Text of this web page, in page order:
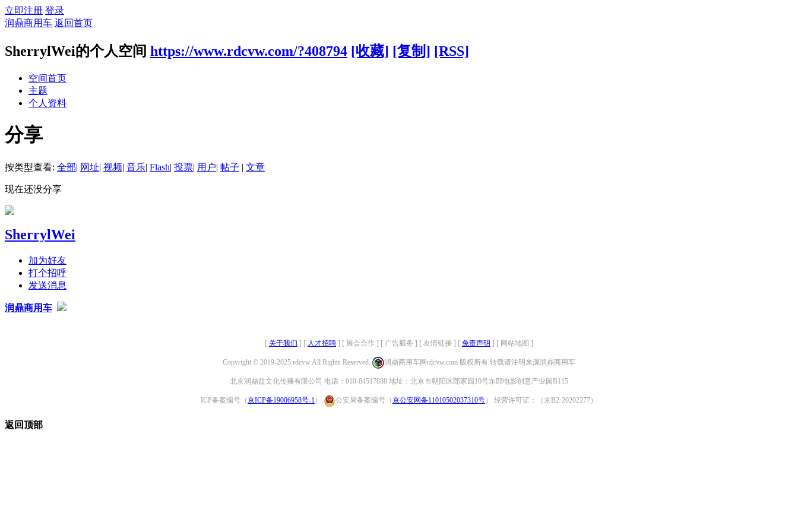
立即注册 登录
润鼎商用车 返回首页
SherrylWei的个人空间 https://www.rdcvw.com/?408794 [收藏] [复制] [RSS]
空间首页
主题
个人资料
分享
按类型查看: 全部| 网址| 视频| 音乐| Flash| 投票| 用户| 帖子 | 文章
现在还没分享
SherrylWei
加为好友
打个招呼
发送消息
润鼎商用车
[ 关于我们 ] [ 人才招聘 ] [ 展会合作 ] [ 广告服务 ] [ 友情链接 ] [ 免责声明 ] [ 网站地图 ]
Copyright © 2019-2025 rdcvw All Rights Reserved. 润鼎商用车网rdcvw.com 版权所有 转载请注明来源润鼎商用车
北京润鼎益文化传播有限公司 电话：010-84517888 地址：北京市朝阳区郎家园10号东郎电影创意产业园B115
ICP备案编号（京ICP备19006958号-1 ） 公安局备案编号（京公安网备11010502037310号） 经营许可证：（京B2-20202277）
返回顶部